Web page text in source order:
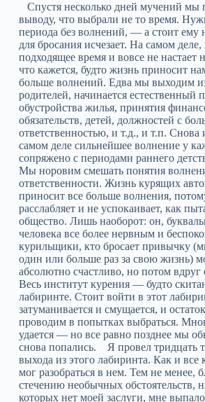
Спустя несколько дней мучений мы
выводу, что выбрали не то время.
периода без волнений, — а стоит ему
для бросания исчезает. На самом деле,
подходящее время и вовсе не настает
что кажется, будто жизнь приносит
больше волнений. Едва мы выходим
родителей, начинается естественный
обустройства жилья, принятия
обязательств, детей, должностей с
ответственностью, и т.д., и т.п.
самом деле сильнейшее волнение у
сопряжено с периодами раннего
Мы норовим смешать понятия
ответственности. Жизнь курящих
приносит все больше волнения,
расслабляет и не успокаивает, как
общество. Лишь наоборот: он,
человека все более нервным и
курильщики, кто бросает привычку
один или больше раз за свою жизнь)
абсолютно счастливо, но потом вдруг
Весь институт курения — будто
лабиринте. Стоит войти в этот
затуманивается и смущается, и
проводим в попытках выбраться.
удается — но все равно позднее мы
снова попались. Я провел тридцать
выхода из этого лабиринта. Как и
мог разобраться в нем. Тем не менее,
стечению необычных обстоятельств,
которых нет моей заслуги, мне